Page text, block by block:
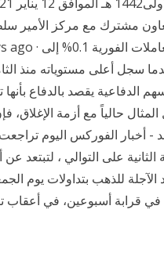
مشترك مع مركز الأمير
الدفاعية يقصد بالدفاع
حالياً مع أزمة الإغلاق،
الفوركس اليوم تراجعت
قرابة أسبوعين، في أعقاب